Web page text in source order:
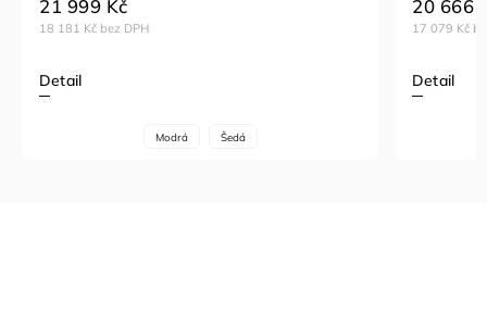
18 181 Kč bez DPH
21 999 Kč
Detail
Modrá Šedá
17 079 Kč
20 666
Detail